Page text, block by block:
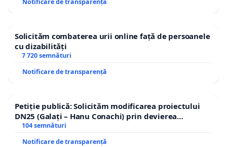
Notificare de transparență
Solicităm combaterea urii online față de persoanele
cu dizabilități
7 720 semnături
Notificare de transparență
Petiție publică: Solicităm modificarea proiectului
DN25 (Galați – Hanu Conachi) prin devierea
traseului în afara localităților!
104 semnături
Notificare de transparență